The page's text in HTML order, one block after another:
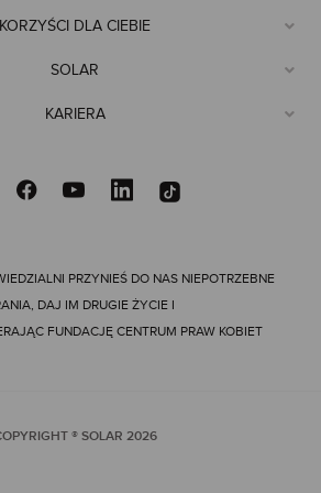
KORZYŚCI DLA CIEBIE
SOLAR
KARIERA
PRZYNIEŚ DO NAS NIEPOTRZEBNE
DAJ IM DRUGIE ŻYCIE I
FUNDACJĘ CENTRUM PRAW KOBIET
® SOLAR 2026